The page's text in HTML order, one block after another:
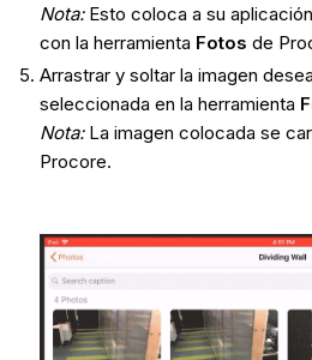
Nota:Esto coloca a su
con la herramienta Fotos de
Arrastrar y soltar la imagen
seleccionada en la herramienta
Nota: La imagen colocada se
Procore.